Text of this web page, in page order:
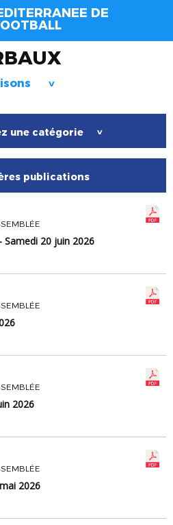
DE
>
une catégorie >
publications
Samedi 20 juin 2026
2026
2026